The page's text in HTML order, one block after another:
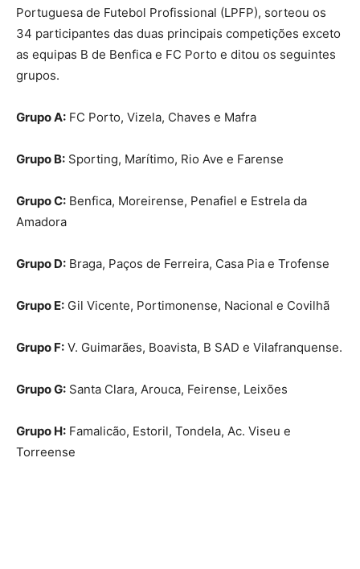
Portuguesa de Futebol Profissional (LPFP), sorteou os
34 participantes das duas principais competições exceto
as equipas B de Benfica e FC Porto e ditou os seguintes
grupos.
Grupo A: FC Porto, Vizela, Chaves e Mafra
Grupo B: Sporting, Marítimo, Rio Ave e Farense
Grupo C: Benfica, Moreirense, Penafiel e Estrela da
Amadora
Grupo D: Braga, Paços de Ferreira, Casa Pia e Trofense
Grupo E: Gil Vicente, Portimonense, Nacional e Covilhã
Grupo F: V. Guimarães, Boavista, B SAD e Vilafranquense.
Grupo G: Santa Clara, Arouca, Feirense, Leixões
Grupo H: Famalicão, Estoril, Tondela, Ac. Viseu e
Torreense